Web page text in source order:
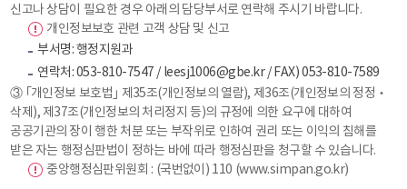
신고나 상담이 필요한 경우 아래의 담당부서로 연락해 주시기 바랍니다.
개인정보보호 관련 고객 상담 및 신고
부서명: 행정지원과
연락처: 053-810-7547 / leesj1006@gbe.kr / FAX) 053-810-7589
③ ｢개인정보 보호법｣ 제35조(개인정보의 열람), 제36조(개인정보의 정정‧
삭제), 제37조(개인정보의 처리정지 등)의 규정에 의한 요구에 대하여
공공기관의 장이 행한 처분 또는 부작위로 인하여 권리 또는 이익의 침해를
받은 자는 행정심판법이 정하는 바에 따라 행정심판을 청구할 수 있습니다.
중앙행정심판위원회 : (국번없이) 110 (www.simpan.go.kr)